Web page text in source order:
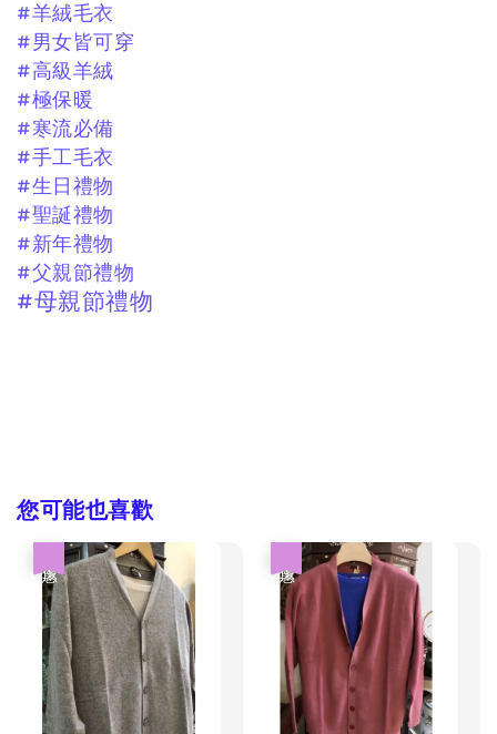
#羊絨毛衣
#男女皆可穿
#高級羊絨
#極保暖
#寒流必備
#手工毛衣
#生日禮物
#聖誕禮物
#新年禮物
#父親節禮物
#母親節禮物
您可能也喜歡